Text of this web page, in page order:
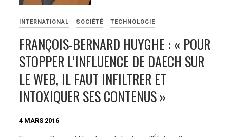
INTERNATIONAL SOCIÉTÉ TECHNOLOGIE
FRANÇOIS-BERNARD HUYGHE : « POUR
STOPPER L’INFLUENCE DE DAECH SUR
LE WEB, IL FAUT INFILTRER ET
INTOXIQUER SES CONTENUS »
4 MARS 2016